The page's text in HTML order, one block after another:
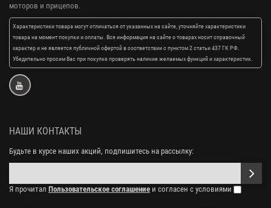
моторов и прицепов.
Характеристики товара могут отличаться от указанных на сайте, уточняйте характеристики
товара на момент покупки и оплаты. Вся информация на сайте о товарах носит справочный
характер и не является публичной офертой в соответствии с пунктом 2 статьи 437 ГК РФ.
Убедительно просим Вас при покупке проверять наличие желаемых функций и характеристик.
НАШИ КОНТАКТЫ
Будьте в курсе наших акций, подпишитесь на рассылку:
Я прочитал Пользовательское соглашение и согласен с условиями